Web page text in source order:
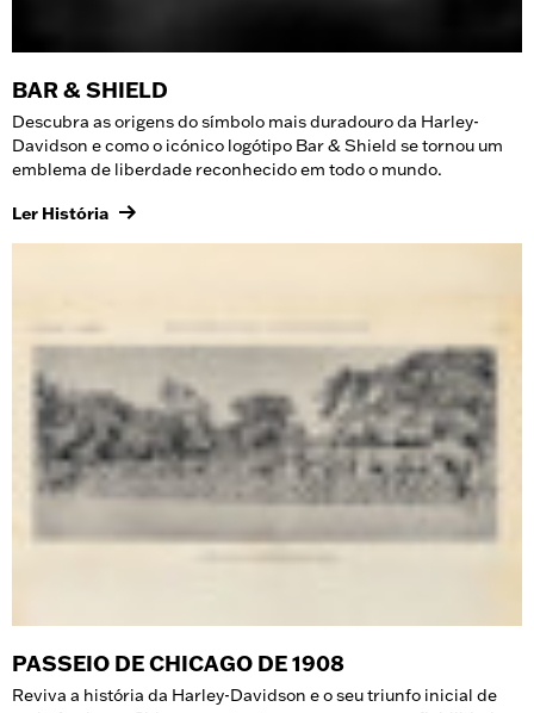
BAR & SHIELD
Descubra as origens do símbolo mais duradouro da Harley-
Davidson e como o icónico logótipo Bar & Shield se tornou um
emblema de liberdade reconhecido em todo o mundo.
Ler História
PASSEIO DE CHICAGO DE 1908
Reviva a história da Harley-Davidson e o seu triunfo inicial de